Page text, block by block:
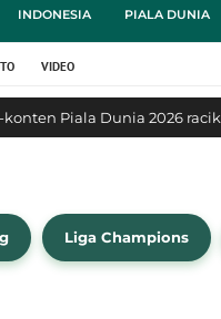
INDONESIA PIALA DUNIA
VIDEO
Piala Dunia 2026
Liga Champions